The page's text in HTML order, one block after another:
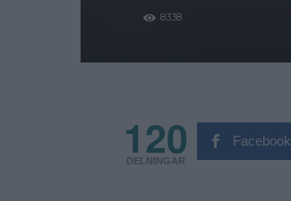
8338
120
DELNINGAR
Facebook